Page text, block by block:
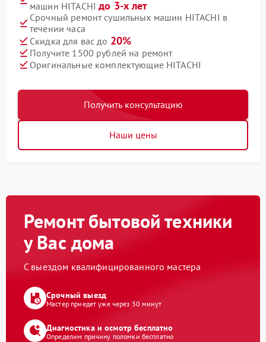
машин HITACHIдо 3-х лет
Срочный ремонт сушильных машин HITACHI в
течении часа
Скидка для вас до 20%
Получите 1500 рублей на ремонт
Оригинальные комплектующие HITACHI
Получить консультацию
Наши цены
Ремонт бытовой техники
у Вас дома
С выездом квалифицированного мастера
Срочный выезд
Мастер приедет уже через 30 минут
Диагностика и осмотр бесплатно
Определим причину поломки бесплатно